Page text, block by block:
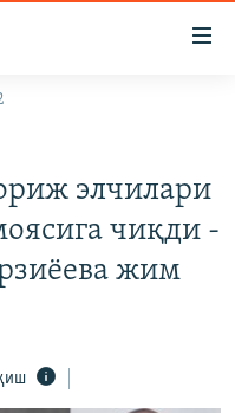
элчилари
чиқди -
жим